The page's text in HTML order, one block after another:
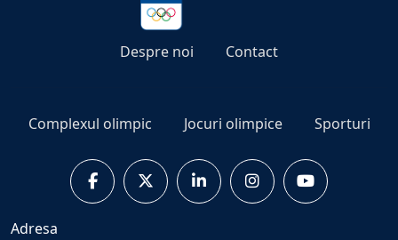
Despre noi Contact
Complexul olimpic Jocuri olimpice Sporturi
Adresa